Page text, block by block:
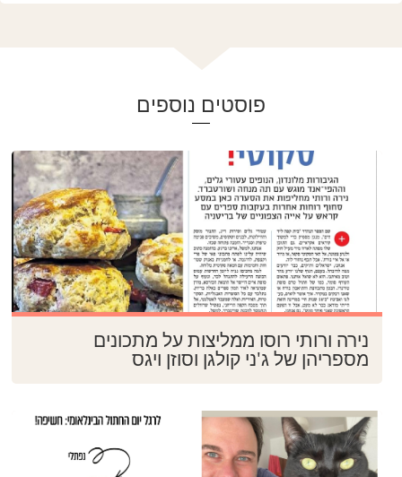
פוסטים נוספים
נירה ורותי רוסו ממליצות על מתכונים
מספריהן של ג'ני קולגן וסוזן ויגס